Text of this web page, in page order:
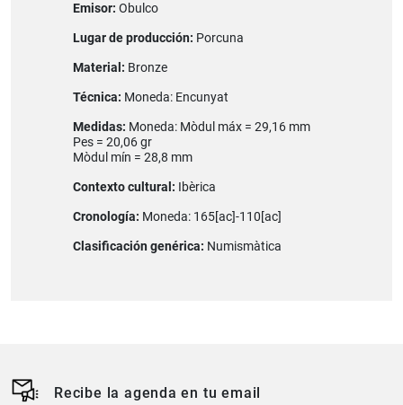
Emisor: Obulco
Lugar de producción: Porcuna
Material: Bronze
Técnica: Moneda: Encunyat
Medidas: Moneda: Mòdul máx = 29,16 mm
Pes = 20,06 gr
Mòdul mín = 28,8 mm
Contexto cultural: Ibèrica
Cronología: Moneda: 165[ac]-110[ac]
Clasificación genérica: Numismàtica
Recibe la agenda en tu email